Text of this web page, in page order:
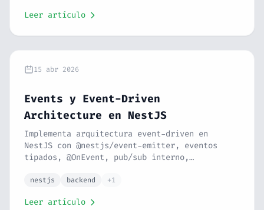
Docker Compose con Redis. Serie NestJS #18.
Leer artículo
15 abr 2026
Events y Event-Driven
Architecture en NestJS
Implementa arquitectura event-driven en
NestJS con @nestjs/event-emitter, eventos
tipados, @OnEvent, pub/sub interno,
patrones de comunicación entre servicios.
nestjs backend +1
Leer artículo